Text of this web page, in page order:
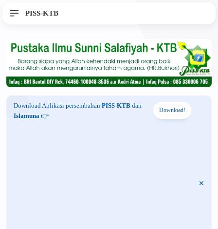
PISS-KTB
Download Aplikasi persembahan PISS-KTB dan
Islamuna 👉
Download!